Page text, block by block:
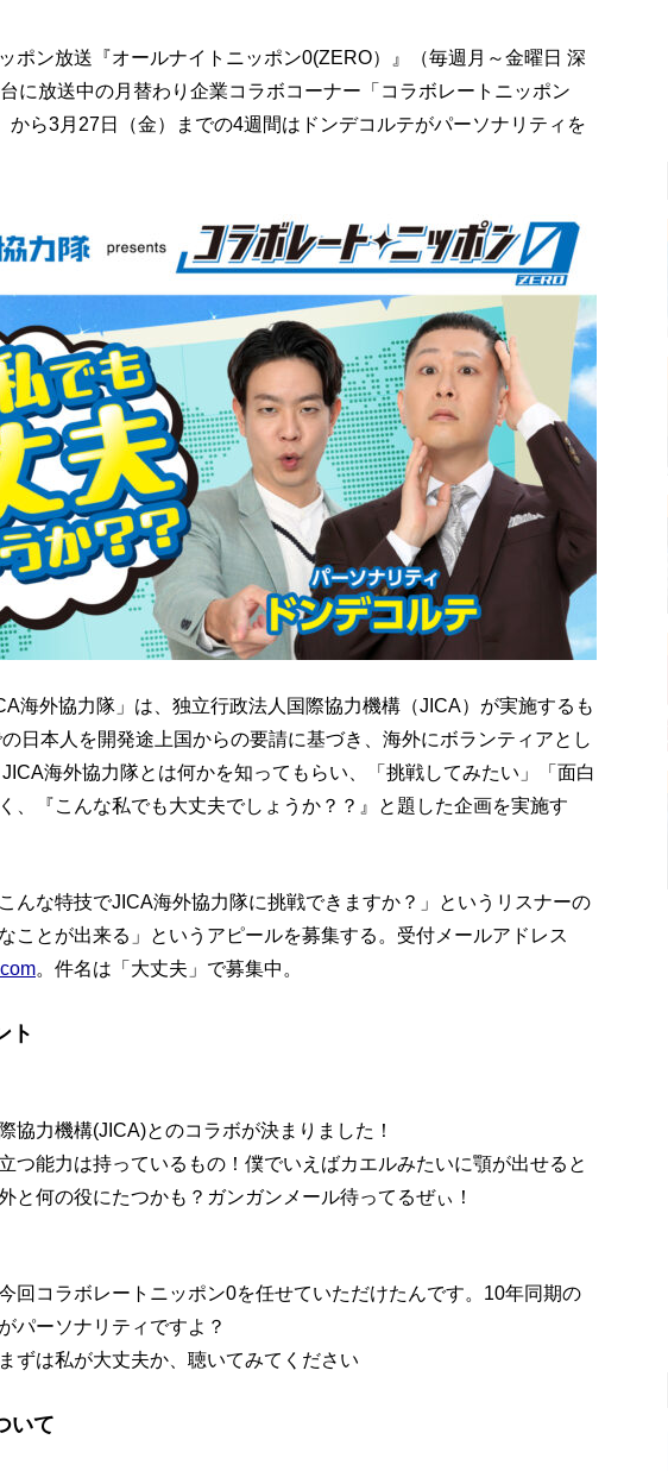
ポン放送『オールナイトニッポン0(ZERO）』（毎週月～金曜日 深
に放送中の月替わり企業コラボコーナー「コラボレートニッポン
から3月27日（金）までの4週間はドンデコルテがパーソナリティを
海外協力隊」は、独立行政法人国際協力機構（JICA）が実施するも
日本人を開発途上国からの要請に基づき、海外にボランティアとし
海外協力隊とは何かを知ってもらい、「挑戦してみたい」「面白
、『こんな私でも大丈夫でしょうか？？』と題した企画を実施す
んな特技でJICA海外協力隊に挑戦できますか？」というリスナーの
ことが出来る」というアピールを募集する。受付メールアドレス
。件名は「大丈夫」で募集中。
ト
協力機構(JICA)とのコラボが決まりました！
つ能力は持っているもの！僕でいえばカエルみたいに顎が出せると
と何の役にたつかも？ガンガンメール待ってるぜぃ！
回コラボレートニッポン0を任せていただけたんです。10年同期の
パーソナリティですよ？
ずは私が大丈夫か、聴いてみてください
いて